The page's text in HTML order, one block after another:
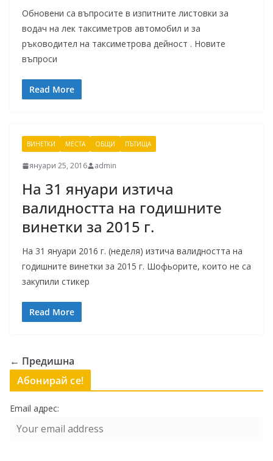
Обновени са въпросите в изпитните листовки за
водач на лек таксиметров автомобил и за
ръководител на таксиметрова дейност . Новите
въпроси
Read More
ВИНЕТКИ МЕСТА ОБЩИ ПЪТИЩА
януари 25, 2016 admin
На 31 януари изтича
валидността на годишните
винетки за 2015 г.
На 31 януари 2016 г. (неделя) изтича валидността на
годишните винетки за 2015 г. Шофьорите, които не са
закупили стикер
Read More
← Предишна
Абонирай се!
Email адрес: